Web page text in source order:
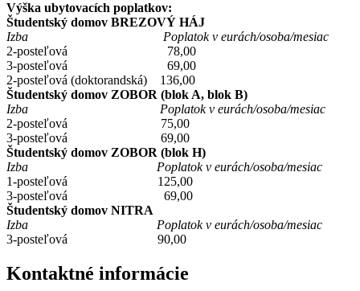
Výška ubytovacích poplatkov:
Študentský domov BREZOVÝ HÁJ
Izba Poplatok v eurách/osoba/mesiac
2-posteľová 78,00
3-posteľová 69,00
2-posteľová (doktorandská) 136,00
Študentský domov ZOBOR (blok A, blok B)
Izba Poplatok v eurách/osoba/mesiac
2-posteľová 75,00
3-posteľová 69,00
Študentský domov ZOBOR (blok H)
Izba Poplatok v eurách/osoba/mesiac
1-posteľová 125,00
3-posteľová 69,00
Študentský domov NITRA
Izba Poplatok v eurách/osoba/mesiac
3-posteľová 90,00
Kontaktné informácie